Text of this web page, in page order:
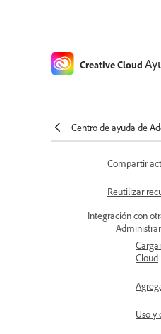
Creative Cloud
Centro de ayuda de
marcas a un
Funciones y
Compartir
Reutilizar
Integración con
Cloud
Uso y